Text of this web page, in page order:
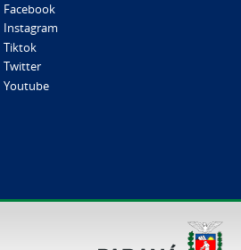
Facebook
Instagram
Tiktok
Twitter
Youtube